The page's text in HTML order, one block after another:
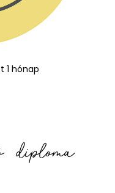
1 hónap
diploma